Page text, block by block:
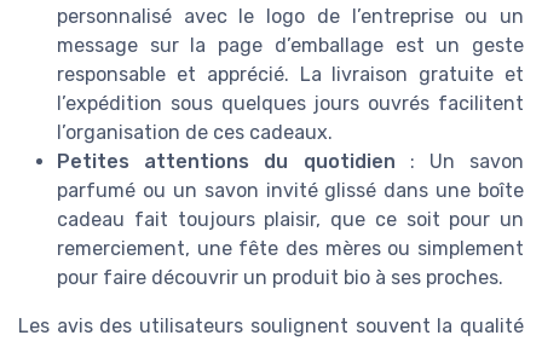
personnalisé avec le logo de l’entreprise ou un
message sur la page d’emballage est un geste
responsable et apprécié. La livraison gratuite et
l’expédition sous quelques jours ouvrés facilitent
l’organisation de ces cadeaux.
Petites attentions du quotidien : Un savon
parfumé ou un savon invité glissé dans une boîte
cadeau fait toujours plaisir, que ce soit pour un
remerciement, une fête des mères ou simplement
pour faire découvrir un produit bio à ses proches.
Les avis des utilisateurs soulignent souvent la qualité